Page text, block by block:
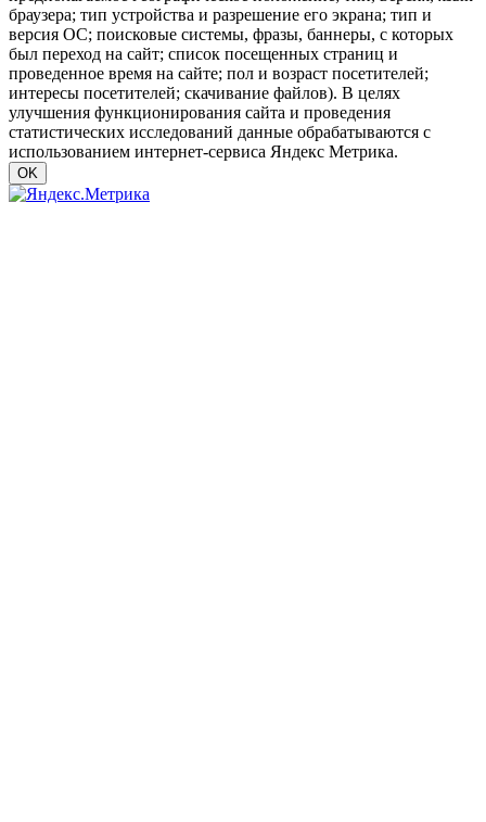
браузера; тип устройства и разрешение его экрана; тип и
версия ОС; поисковые системы, фразы, баннеры, с которых
был переход на сайт; список посещенных страниц и
проведенное время на сайте; пол и возраст посетителей;
интересы посетителей; скачивание файлов). В целях
улучшения функционирования сайта и проведения
статистических исследований данные обрабатываются с
использованием интернет-сервиса Яндекс Метрика.
OK